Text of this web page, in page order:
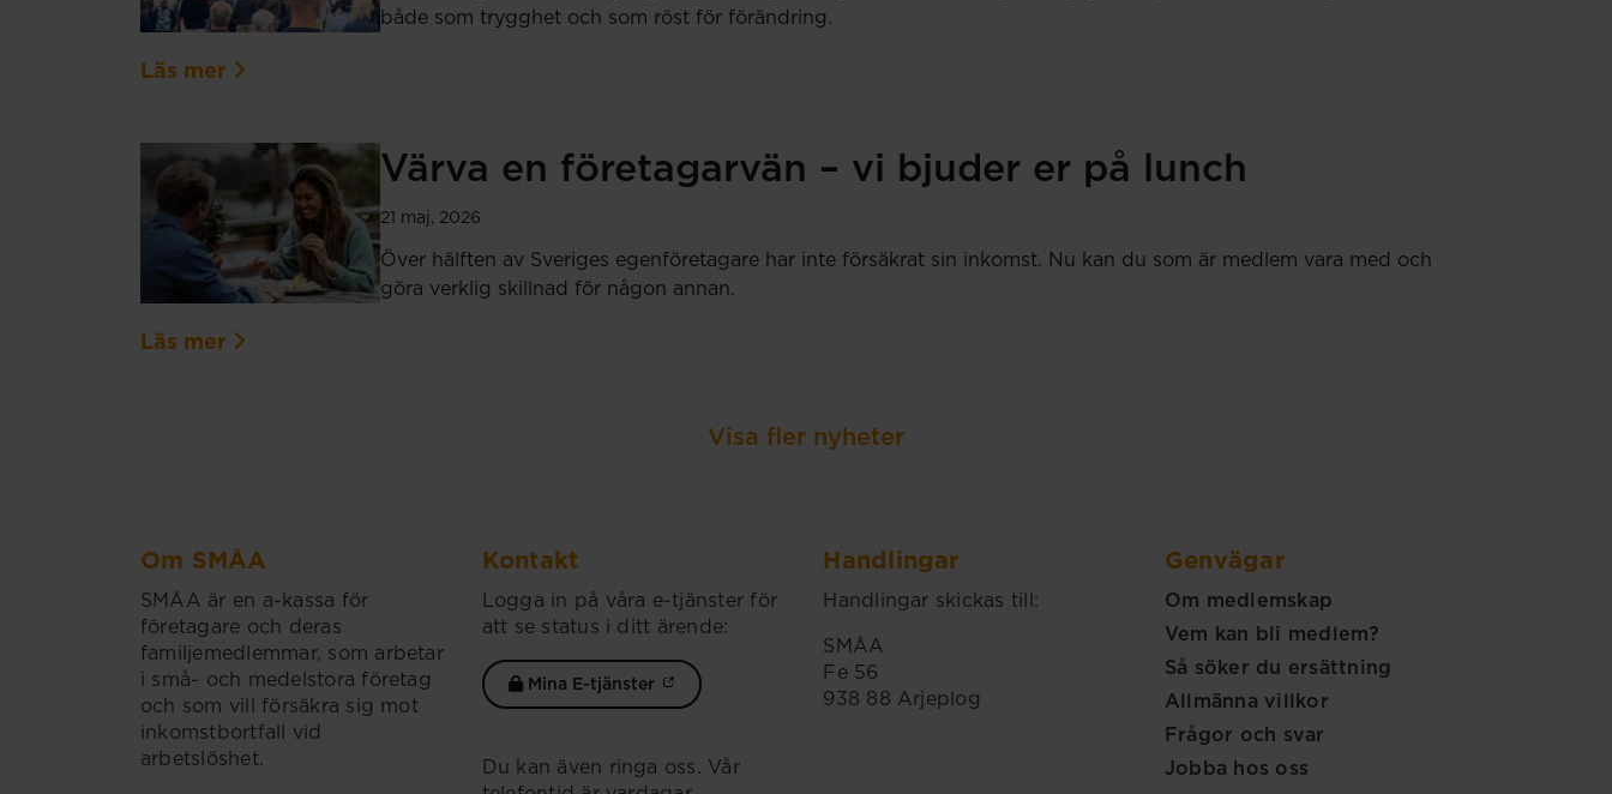
både som trygghet och som röst för förändring.
Läs mer
Värva en företagarvän – vi bjuder er på lunch
21 maj, 2026
Över hälften av Sveriges egenföretagare har inte försäkrat sin inkomst. Nu kan du som är medlem vara med och
göra verklig skillnad för någon annan.
Läs mer
Visa fler nyheter
Om SMÅA
SMÅA är en a-kassa för
företagare och deras
familjemedlemmar, som arbetar
i små- och medelstora företag
och som vill försäkra sig mot
inkomstbortfall vid
arbetslöshet.
Kontakt
Logga in på våra e-tjänster för
att se status i ditt ärende:
Mina E-tjänster
Du kan även ringa oss. Vår
Handlingar
Handlingar skickas till:
SMÅA
Fe 56
938 88 Arjeplog
Genvägar
Om medlemskap
Vem kan bli medlem?
Så söker du ersättning
Allmänna villkor
Frågor och svar
Jobba hos oss